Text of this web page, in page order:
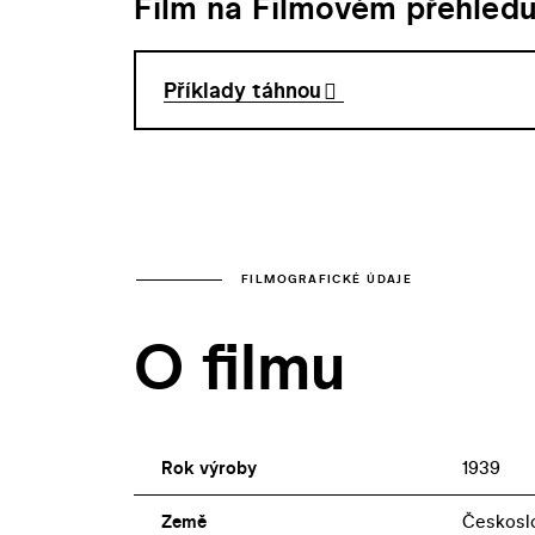
Příklady táhnou
FILMOGRAFICKÉ ÚDAJE
O filmu
Rok výroby 1939
Země